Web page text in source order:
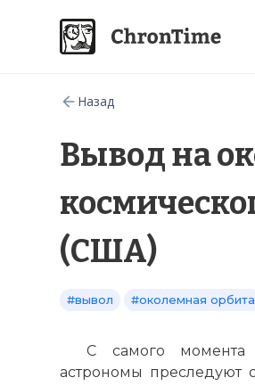
Назад
Вывод на
(США)
#вывол #околемная орбита
С самого момента
астрономы преследуют